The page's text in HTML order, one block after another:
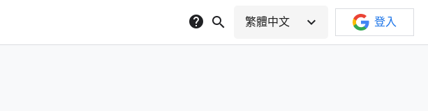
help search 繁體中文 expand_more 登入